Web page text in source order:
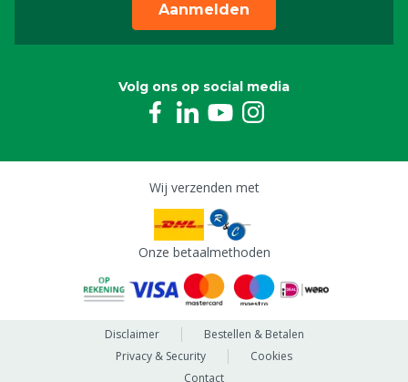
Aanmelden
Volg ons op social media
Wij verzenden met
Onze betaalmethoden
Disclaimer
Bestellen & Betalen
Privacy & Security
Cookies
Contact